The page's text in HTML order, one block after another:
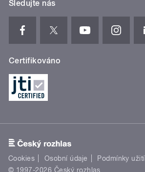
Sledujte nás
Certifikováno
Cookies Osobní údaje Podmínky užití
© 1997-2026 Český rozhlas